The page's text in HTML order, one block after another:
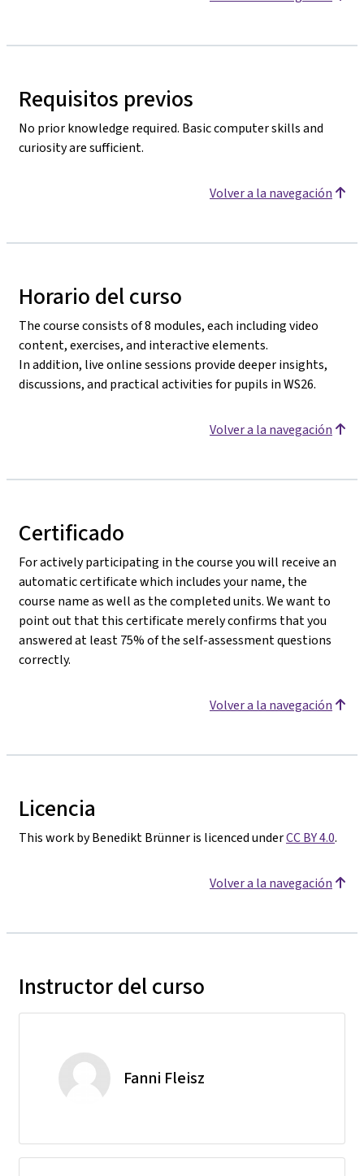
Requisitos previos
No prior knowledge required. Basic computer skills and
curiosity are sufficient.
Volver a la navegación
Horario del curso
The course consists of 8 modules, each including video
content, exercises, and interactive elements.
In addition, live online sessions provide deeper insights,
discussions, and practical activities for pupils in WS26.
Volver a la navegación
Certificado
For actively participating in the course you will receive an
automatic certificate which includes your name, the
course name as well as the completed units. We want to
point out that this certificate merely confirms that you
answered at least 75% of the self-assessment questions
correctly.
Volver a la navegación
Licencia
This work by Benedikt Brünner is licenced underCC BY 4.0.
Volver a la navegación
Instructor del curso
Fanni Fleisz